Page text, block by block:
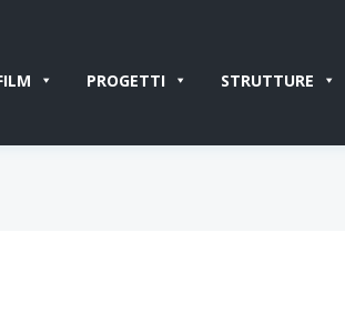
PROGETTI STRUTTURE